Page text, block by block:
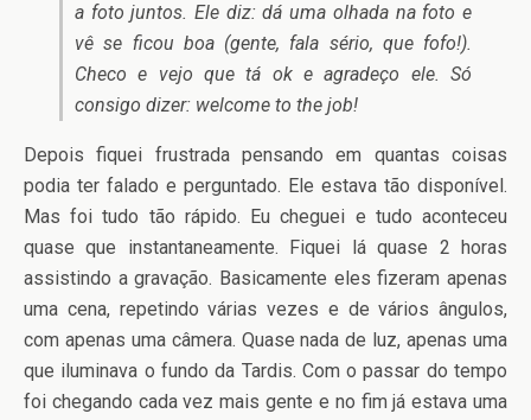
a foto juntos. Ele diz: dá uma olhada na foto e
vê se ficou boa (gente, fala sério, que fofo!).
Checo e vejo que tá ok e agradeço ele. Só
consigo dizer: welcome to the job!
Depois fiquei frustrada pensando em quantas coisas
podia ter falado e perguntado. Ele estava tão disponível.
Mas foi tudo tão rápido. Eu cheguei e tudo aconteceu
quase que instantaneamente. Fiquei lá quase 2 horas
assistindo a gravação. Basicamente eles fizeram apenas
uma cena, repetindo várias vezes e de vários ângulos,
com apenas uma câmera. Quase nada de luz, apenas uma
que iluminava o fundo da Tardis. Com o passar do tempo
foi chegando cada vez mais gente e no fim já estava uma